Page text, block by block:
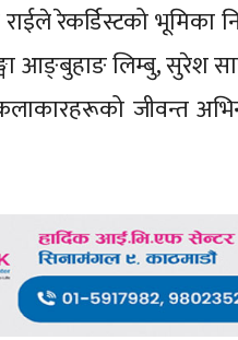
रेकर्डिस्टको भूमिका
आङ्बुहाङ लिम्बु, सुरेश
जीवन्त